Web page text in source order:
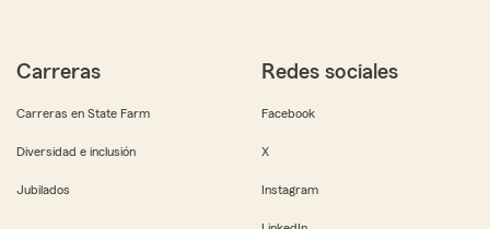
Carreras
Carreras en State Farm
Diversidad e inclusión
Jubilados
Redes sociales
Facebook
X
Instagram